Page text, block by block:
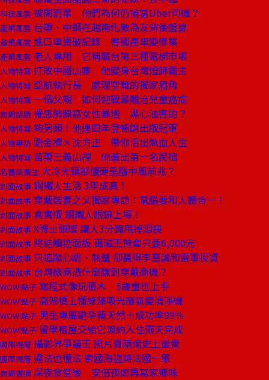
科技風雲 被開罰單 他們為何仍搶當Uber司機？
產業風雲 台塑、中鋼在越南化敵為友背後盤算
產業風雲 進口車賣破紀錄 害國產車變慘業
產業風雲 老人專用 它稱霸台第三種電梯市場
人物特寫 打敗中國山寨 他變身台灣燈飾霸主
人物特寫 亞航執行長 處理空難的獨家眉角
人物特寫 一個父親 如何迎戰最難治兒童癌症
商周話題 罹患肺腺癌女性暴增 黑心油害的？
人物特寫 夠另類！他連四年登暢銷出版冠軍
人物專訪 劉金標×沈方正 帶你活出熱血人生
人物特寫 苗栗三義山裡 他蓋出第一名民宿
名醫談養生 大冷天頸部僵硬是腦中風前兆？
封面故事 鋼鐵人生活 3年成真！
封面故事 穿戴裝置之父獨家專訪：電腦要和人體合一！
封面故事 真實版 鋼鐵人眼鏡上場！
封面故事 X博士頭環 讓人3分鐘甩掉沮喪
封面故事 終結觸控面板 萬磁王臂套只要6,000元
封面故事 只追蹤心跳、熱量 卻贏得李嘉誠和雷軍投資
封面故事 台灣廠商憑什麼賺到穿戴商機？
WOW!點子 寫程式像玩積木 5歲童也上手
WOW!點子 高架橋上種綠藻吸光廢氣變清淨機
WOW!點子 男生專屬避孕藥天然＋成功率99％
WOW!點子 留學租屋交給它簽約入住兩天完成
國際視窗 攝影界爭議王 照片賣兩億史上最貴
國際視窗 違法也懂法 索國海盜將法國一軍
商周書摘 深夜食堂後 安倍夜郎再寫家鄉味